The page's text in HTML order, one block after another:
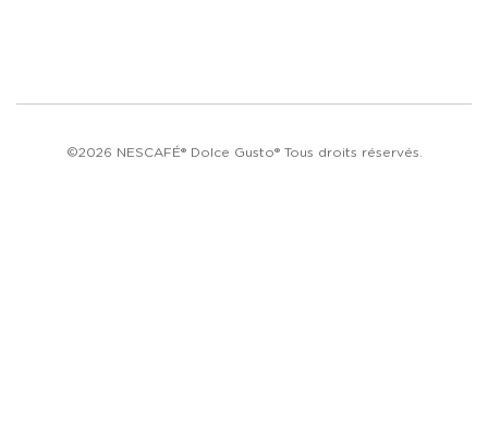
©2026 NESCAFÉ® Dolce Gusto® Tous droits réservés.